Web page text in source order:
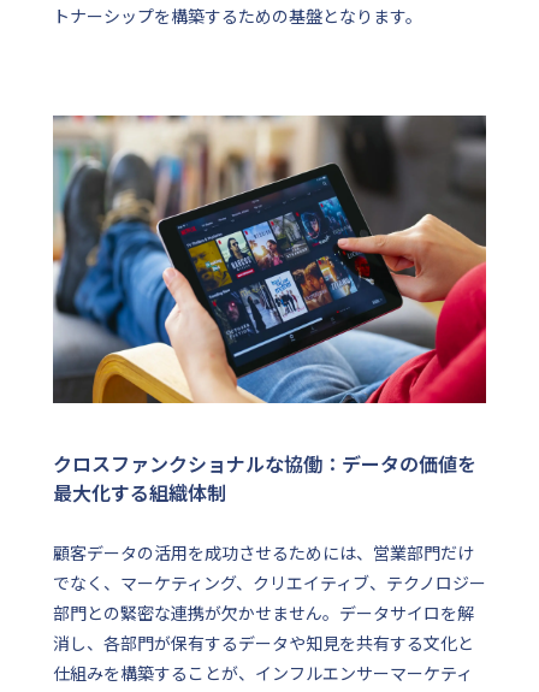
トナーシップを構築するための基盤となります。
クロスファンクショナルな協働：データの価値を
最大化する組織体制
顧客データの活用を成功させるためには、営業部門だけ
でなく、マーケティング、クリエイティブ、テクノロジー
部門との緊密な連携が欠かせません。データサイロを解
消し、各部門が保有するデータや知見を共有する文化と
仕組みを構築することが、インフルエンサーマーケティ